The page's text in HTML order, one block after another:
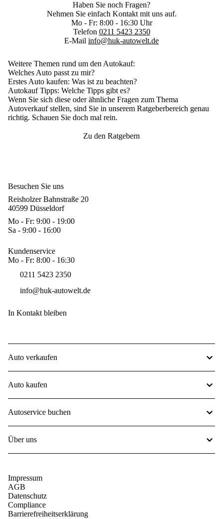
Haben Sie noch Fragen?
Nehmen Sie einfach Kontakt mit uns auf.
Mo - Fr: 8:00 - 16:30 Uhr
Telefon 0211 5423 2350
E-Mail info@huk-autowelt.de
Weitere Themen rund um den Autokauf:
Welches Auto passt zu mir?
Erstes Auto kaufen: Was ist zu beachten?
Autokauf Tipps: Welche Tipps gibt es?
Wenn Sie sich diese oder ähnliche Fragen zum Thema
Autoverkauf stellen, sind Sie in unserem Ratgeberbereich genau
richtig. Schauen Sie doch mal rein.
Zu den Ratgebern
Besuchen Sie uns
Reisholzer Bahnstraße 20
40599 Düsseldorf
Mo - Fr: 9:00 - 19:00
Sa - 9:00 - 16:00
Kundenservice
Mo - Fr: 8:00 - 16:30
0211 5423 2350
info@huk-autowelt.de
In Kontakt bleiben
Auto verkaufen
Auto kaufen
Autoservice buchen
Über uns
Impressum
AGB
Datenschutz
Compliance
Barrierefreiheitserklärung